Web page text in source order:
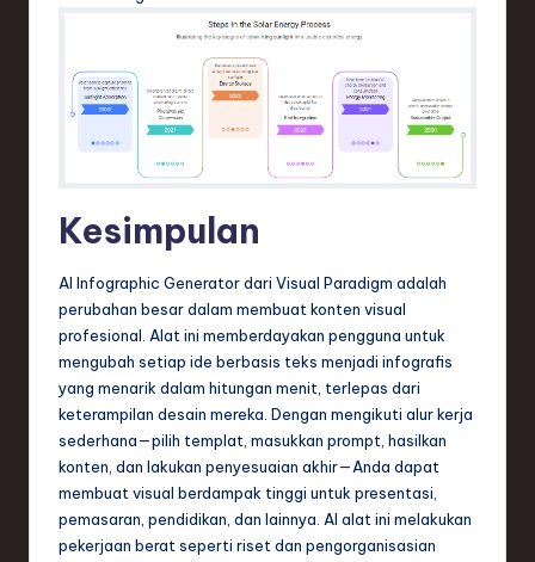
Kesimpulan
AI Infographic Generator dari Visual Paradigm adalah
perubahan besar dalam membuat konten visual
profesional. Alat ini memberdayakan pengguna untuk
mengubah setiap ide berbasis teks menjadi infografis
yang menarik dalam hitungan menit, terlepas dari
keterampilan desain mereka. Dengan mengikuti alur kerja
sederhana—pilih templat, masukkan prompt, hasilkan
konten, dan lakukan penyesuaian akhir—Anda dapat
membuat visual berdampak tinggi untuk presentasi,
pemasaran, pendidikan, dan lainnya. AI alat ini melakukan
pekerjaan berat seperti riset dan pengorganisasian